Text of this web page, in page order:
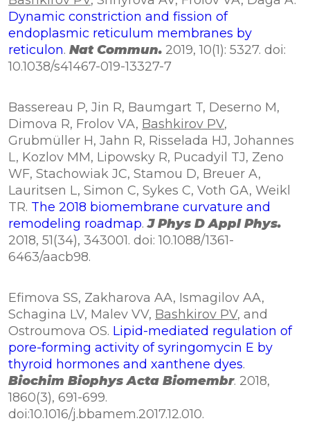
Dynamic constriction and fission of
endoplasmic reticulum membranes by
reticulon. Nat Commun. 2019, 10(1): 5327. doi:
10.1038/s41467-019-13327-7
Bassereau P, Jin R, Baumgart T, Deserno M,
Dimova R, Frolov VA, Bashkirov PV,
Grubmüller H, Jahn R, Risselada HJ, Johannes
L, Kozlov MM, Lipowsky R, Pucadyil TJ, Zeno
WF, Stachowiak JC, Stamou D, Breuer A,
Lauritsen L, Simon C, Sykes C, Voth GA, Weikl
TR. The 2018 biomembrane curvature and
remodeling roadmap.J Phys D Appl Phys.
2018, 51(34), 343001. doi: 10.1088/1361-
6463/aacb98.
Efimova SS, Zakharova AA, Ismagilov AA,
Schagina LV, Malev VV, Bashkirov PV, and
Ostroumova OS. Lipid-mediated regulation of
pore-forming activity of syringomycin E by
thyroid hormones and xanthene dyes.
Biochim Biophys Acta Biomembr. 2018,
1860(3), 691-699.
doi:10.1016/j.bbamem.2017.12.010.